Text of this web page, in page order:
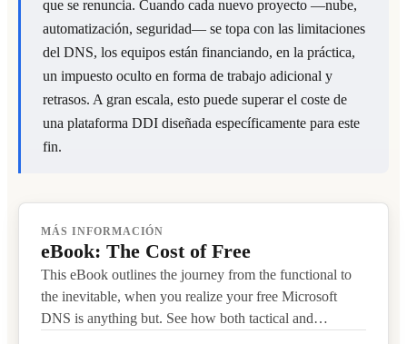
que se renuncia. Cuando cada nuevo proyecto —nube,
automatización, seguridad— se topa con las limitaciones
del DNS, los equipos están financiando, en la práctica,
un impuesto oculto en forma de trabajo adicional y
retrasos. A gran escala, esto puede superar el coste de
una plataforma DDI diseñada específicamente para este
fin.
MÁS INFORMACIÓN
eBook: The Cost of Free
This eBook outlines the journey from the functional to
the inevitable, when you realize your free Microsoft
DNS is anything but. See how both tactical and…